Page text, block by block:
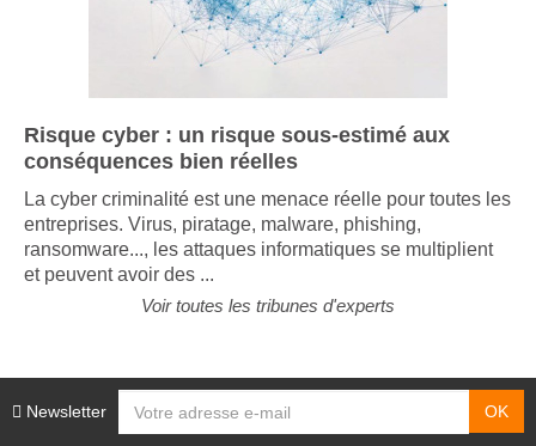
Risque cyber : un risque sous-estimé aux
conséquences bien réelles
La cyber criminalité est une menace réelle pour toutes les
entreprises. Virus, piratage, malware, phishing,
ransomware..., les attaques informatiques se multiplient